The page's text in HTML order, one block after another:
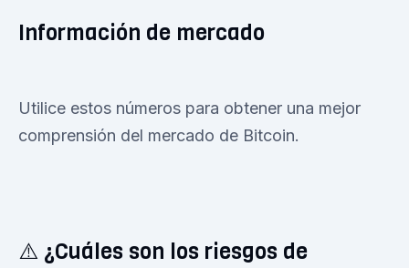
Información de mercado
Utilice estos números para obtener una mejor
comprensión del mercado de Bitcoin.
⚠️ ¿Cuáles son los riesgos de